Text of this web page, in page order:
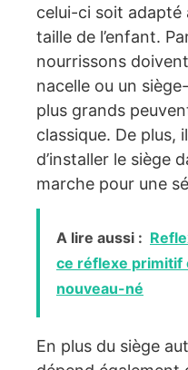
celui-ci soit adapté
taille de l’enfant.
nourrissons
nacelle ou un
plus grands
classique. De plus,
d’installer le siège
marche pour une
A lire aussi :
ce réflexe primitif
nouveau-né
En plus du siège